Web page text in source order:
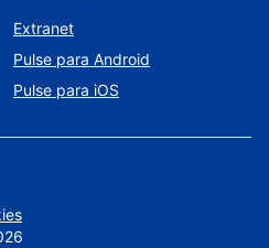
Extranet
Pulse para Android
Pulse para iOS